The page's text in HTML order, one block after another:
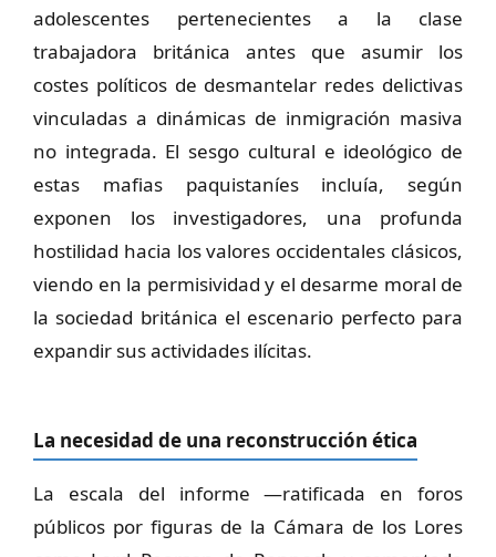
adolescentes pertenecientes a la clase
trabajadora británica antes que asumir los
costes políticos de desmantelar redes delictivas
vinculadas a dinámicas de inmigración masiva
no integrada. El sesgo cultural e ideológico de
estas mafias paquistaníes incluía, según
exponen los investigadores, una profunda
hostilidad hacia los valores occidentales clásicos,
viendo en la permisividad y el desarme moral de
la sociedad británica el escenario perfecto para
expandir sus actividades ilícitas.
La necesidad de una reconstrucción ética
La escala del informe —ratificada en foros
públicos por figuras de la Cámara de los Lores